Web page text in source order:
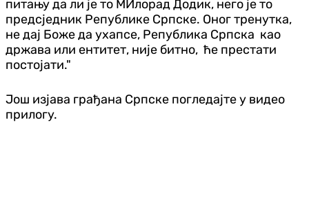
питању да ли је то МИлорад Додик, него је то
предсједник Републике Српске. Оног тренутка,
не дај Боже да ухапсе, Република Српска као
држава или ентитет, није битно, ће престати
постојати."
Још изјава грађана Српске погледајте у видео
прилогу.